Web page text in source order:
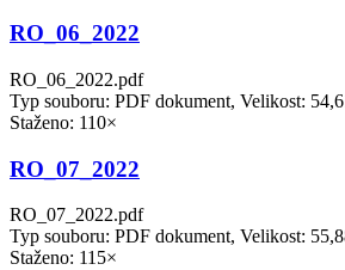
RO_06_2022
RO_06_2022.pdf
Typ souboru: PDF dokument, Velikost:
Staženo: 110×
RO_07_2022
RO_07_2022.pdf
Typ souboru: PDF dokument, Velikost:
Staženo: 115×